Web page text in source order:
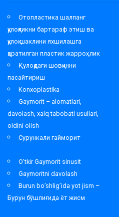
Отопластика шалпанг
қулоқликни бартараф этиш ва
қулоқ шаклини яхшилашга
қаратилган пластик жарроҳлик
Қулоқдаги шовқинни
пасайтириш
Konxoplastika
Gaymorit – alomatlari,
davolash, xalq tabobati usullari,
oldini olish
Сурункали гайморит
O’tkir Gaymorit sinusit
Gaymoritni davolash
Burun bo’shlig’ida yot jism –
Бурун бўшлиғида ёт жисм